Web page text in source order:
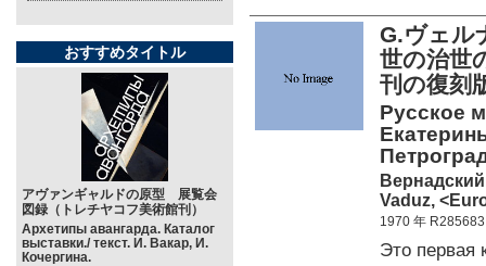
おすすめタイトル
アヴァンギャルドの原型 展覧会
図録（トレチヤコフ美術館刊）
Архетипы авангарда. Каталог
выставки./ текст. И. Вакар, И.
Кочергина.
G.ヴェル
世の治世
刊の復刻
Русское
Vaduz,
1970 年 R285683
Это первая